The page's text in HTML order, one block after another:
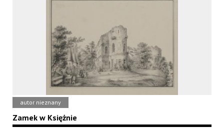
autor nieznany
Zamek w Księżnie